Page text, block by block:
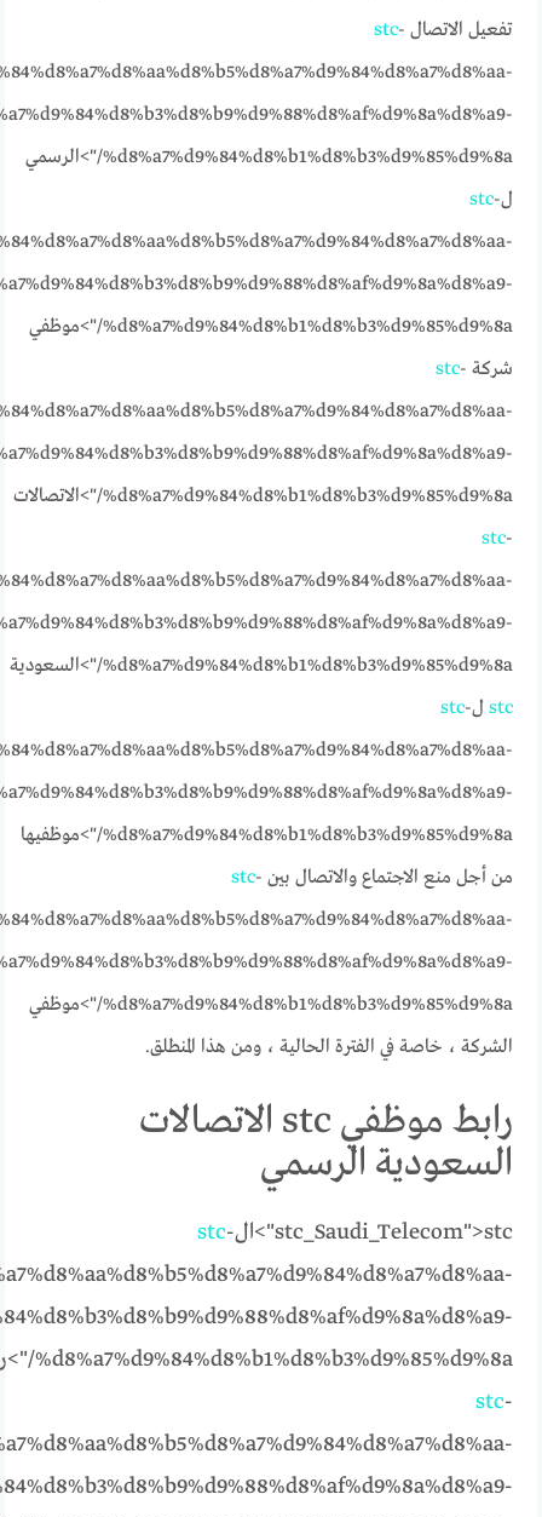
تفعيل الاتصال stc-
%d8%a7%d9%84%d8%b1%d8%b3%d9%85%d9%8a/">الرسمي
ل stc-
%d8%a7%d9%84%d8%b1%d8%b3%d9%85%d9%8a/">موظفي
شركة stc-
%d8%a7%d9%84%d8%b1%d8%b3%d9%85%d9%8a/">الاتصالات
stc-
%d8%a7%d9%84%d8%b1%d8%b3%d9%85%d9%8a/">السعودية
stc ل stc-
%d8%a7%d9%84%d8%b1%d8%b3%d9%85%d9%8a/">موظفيها
من أجل منع الاجتماع والاتصال بين stc-
%d8%a7%d9%84%d8%b1%d8%b3%d9%85%d9%8a/">موظفي
الشركة ، خاصة في الفترة الحالية ، ومن هذا المنطلق.
رابط موظفي stc الاتصالات
السعودية الرسمي
stc_Saudi_Telecom">stc">ال stc-
%d8%a7%d9%84%d8%b1%d8%b3%d9%85%d9%8a/">رابط
stc-